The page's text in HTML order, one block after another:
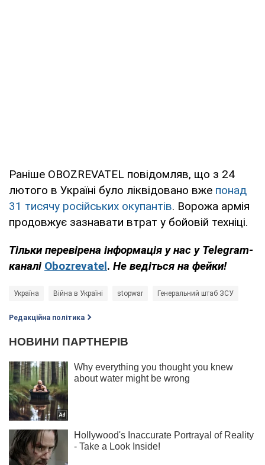
Раніше OBOZREVATEL повідомляв, що з 24
лютого в Україні було ліквідовано вже понад
31 тисячу російських окупантів. Ворожа армія
продовжує зазнавати втрат у бойовій техніці.
Тільки перевірена інформація у нас у Telegram-
каналі Obozrevatel. Не ведіться на фейки!
Україна Війна в Україні stopwar Генеральний штаб ЗСУ
Редакційна політика